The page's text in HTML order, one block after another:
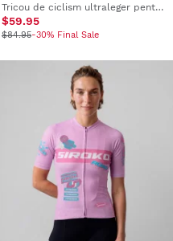
Tricou de ciclism ultraleger pentru femei
$59.95
$84.95-30% Final Sale